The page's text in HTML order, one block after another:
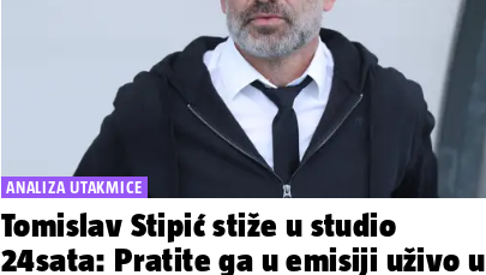
ANALIZA UTAKMICE
Tomislav Stipić stiže u studio
24sata: Pratite ga u emisiji uživo u